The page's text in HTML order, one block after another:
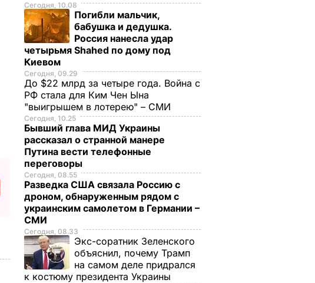
Сегодня, 10.08
Погибли мальчик,
бабушка и дедушка.
Россия нанесла удар
четырьмя Shahed по дому под
Киевом
Сегодня, 09.29
До $22 млрд за четыре года. Война с
РФ стала для Ким Чен Ына
"выигрышем в лотерею" – СМИ
Сегодня, 10.25
Бывший глава МИД Украины
рассказал о странной манере
Путина вести телефонные
переговоры
Сегодня, 08.55
Разведка США связала Россию с
дроном, обнаруженным рядом с
украинским самолетом в Германии –
СМИ
Сегодня, 08.33
Экс-соратник Зеленского
объяснил, почему Трамп
на самом деле придрался
к костюму президента Украины